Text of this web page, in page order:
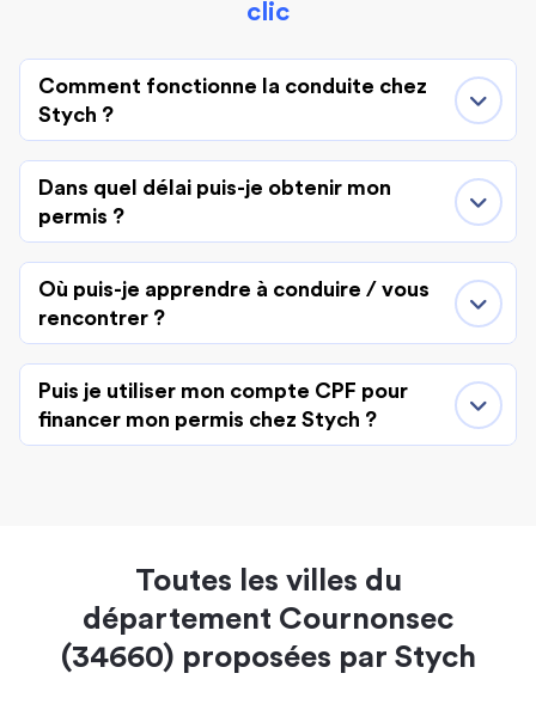
clic
Comment fonctionne la conduite chez
Stych ?
Dans quel délai puis-je obtenir mon
permis ?
Où puis-je apprendre à conduire / vous
rencontrer ?
Puis je utiliser mon compte CPF pour
financer mon permis chez Stych ?
Toutes les villes du
département Cournonsec
(34660) proposées par Stych